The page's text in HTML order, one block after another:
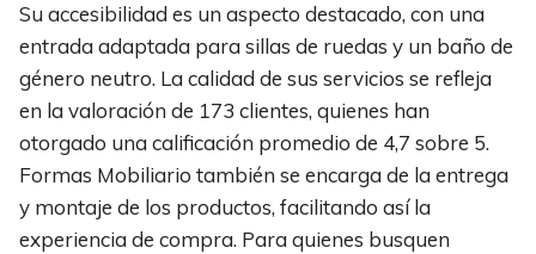
Su accesibilidad es un aspecto destacado, con una
entrada adaptada para sillas de ruedas y un baño de
género neutro. La calidad de sus servicios se refleja
en la valoración de 173 clientes, quienes han
otorgado una calificación promedio de 4,7 sobre 5.
Formas Mobiliario también se encarga de la entrega
y montaje de los productos, facilitando así la
experiencia de compra. Para quienes busquen